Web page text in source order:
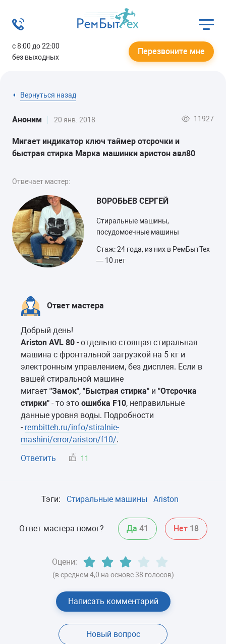
с 8:00 до 22:00
без выходных
Перезвоните мне
Вернуться назад
Аноним 20 янв. 2018 11927
Мигает индикатор ключ таймер отсрочки и
быстрая стирка Марка машинки аристон авл80
Отвечает мастер:
ВОРОБЬЕВ СЕРГЕЙ
Стиральные машины,
посудомоечные машины
Стаж: 24 года, из них в РемБытТех
— 10 лет
Ответ мастера
Добрый день!
Ariston AVL 80 - отдельно стоящая стиральная
машина с фронтальной загрузкой на 5 кг и
электронным управлением, без дисплея. Если в
вашей стиральной машине
мигает "Замок", "Быстрая стирка" и "Отсрочка
стирки" - то это ошибка F10, неправильные
данные уровня воды. Подробности
- rembitteh.ru/info/stiralnie-
mashini/error/ariston/f10/.
Ответить
11
Тэги: Стиральные машины Ariston
Ответ мастера помог? Да 41 Нет 18
Оцени:
(в среднем 4,0 на основе 38 голосов)
Написать комментарий
Новый вопрос